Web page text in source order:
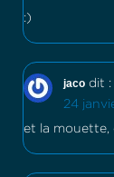
:)
jaco dit :
24
et la mouette,